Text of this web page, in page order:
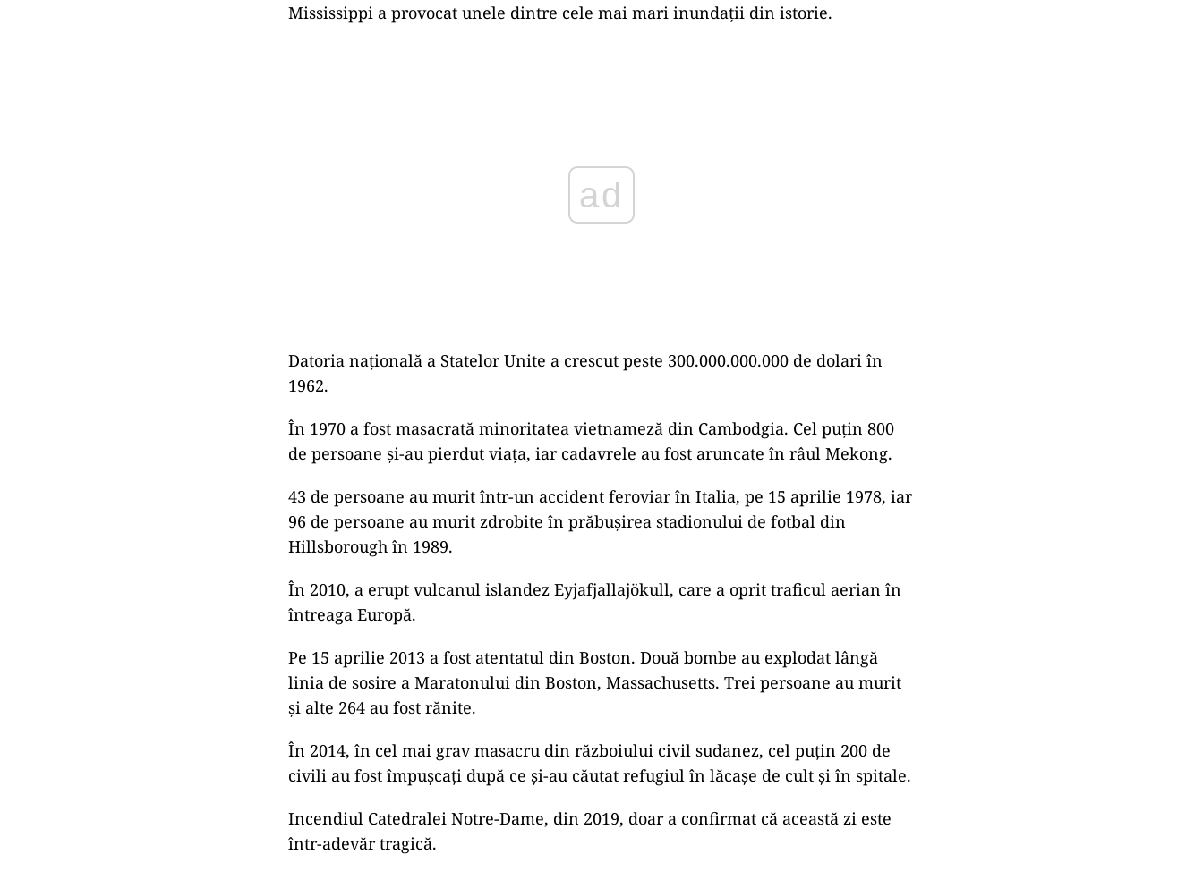
Mississippi a provocat unele dintre cele mai mari inundaţii din istorie.
Datoria națională a Statelor Unite a crescut peste 300.000.000.000 de dolari în
1962.
În 1970 a fost masacrată minoritatea vietnameză din Cambodgia. Cel puţin 800
de persoane şi-au pierdut viaţa, iar cadavrele au fost aruncate în râul Mekong.
43 de persoane au murit într-un accident feroviar în Italia, pe 15 aprilie 1978, iar
96 de persoane au murit zdrobite în prăbușirea stadionului de fotbal din
Hillsborough în 1989.
În 2010, a erupt vulcanul islandez Eyjafjallajökull, care a oprit traficul aerian în
întreaga Europă.
Pe 15 aprilie 2013 a fost atentatul din Boston. Două bombe au explodat lângă
linia de sosire a Maratonului din Boston, Massachusetts. Trei persoane au murit
şi alte 264 au fost rănite.
În 2014, în cel mai grav masacru din războiului civil sudanez, cel puţin 200 de
civili au fost împuşcaţi după ce şi-au căutat refugiul în lăcaşe de cult şi în spitale.
Incendiul Catedralei Notre-Dame, din 2019, doar a confirmat că această zi este
într-adevăr tragică.